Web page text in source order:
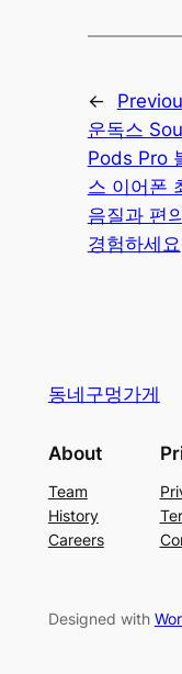
←
운독스
Pods Pro
스 이어폰
음질과 편
경험하세요
동네구멍가게
About
Team
History
Careers
Designed with